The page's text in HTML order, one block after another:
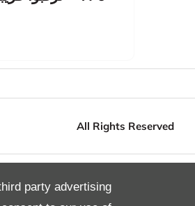
party advertising
All Rights Reserved